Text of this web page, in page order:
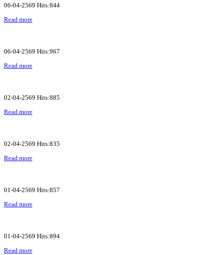
06-04-2569 Hits:844
Read more
06-04-2569 Hits:967
Read more
02-04-2569 Hits:885
Read more
02-04-2569 Hits:835
Read more
01-04-2569 Hits:857
Read more
01-04-2569 Hits:894
Read more